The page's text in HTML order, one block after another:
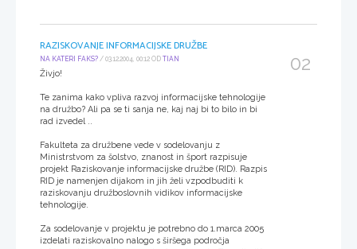
RAZISKOVANJE INFORMACIJSKE DRUŽBE
NA KATERI FAKS? / 03.12.2004, 00:12 OD TIAN
Živjo!
Te zanima kako vpliva razvoj informacijske tehnologije
na družbo? Ali pa se ti sanja ne, kaj naj bi to bilo in bi
rad izvedel ..
Fakulteta za družbene vede v sodelovanju z
Ministrstvom za šolstvo, znanost in šport razpisuje
projekt Raziskovanje informacijske družbe (RID). Razpis
RID je namenjen dijakom in jih želi vzpodbuditi k
raziskovanju družboslovnih vidikov informacijske
tehnologije.
Za sodelovanje v projektu je potrebno do 1.marca 2005
izdelati raziskovalno nalogo s širšega področja
02